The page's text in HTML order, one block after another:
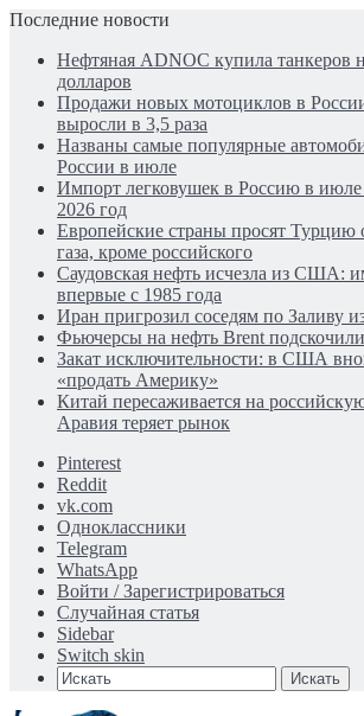
Последние новости
Нефтяная ADNOC купила танкеров
долларов
Продажи новых мотоциклов в
выросли в 3,5 раза
Названы самые популярные
России в июле
Импорт легковушек в Россию в июле
2026 год
Европейские страны просят Турцию
газа, кроме российского
Саудовская нефть исчезла из США:
впервые с 1985 года
Иран пригрозил соседям по Заливу
Фьючерсы на нефть Brent
Закат исключительности: в США
«продать Америку»
Китай пересаживается на
Аравия теряет рынок
Pinterest
Reddit
vk.com
Одноклассники
Telegram
WhatsApp
Войти / Зарегистрироваться
Случайная статья
Sidebar
Switch skin
Искать